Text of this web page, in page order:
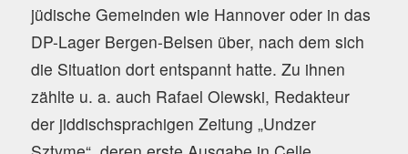
jüdische Gemeinden wie Hannover oder in das
DP-Lager Bergen-Belsen über, nach dem sich
die Situation dort entspannt hatte. Zu ihnen
zählte u. a. auch Rafael Olewski, Redakteur
der jiddischsprachigen Zeitung „Undzer